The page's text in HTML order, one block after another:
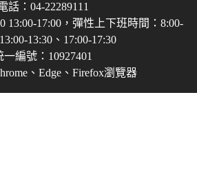
話：04-22289111
13:00-17:00，彈性上下班時間：8:00-
13:30、17:00-17:30
一編號：10927401
、Edge、Firefox瀏覽器